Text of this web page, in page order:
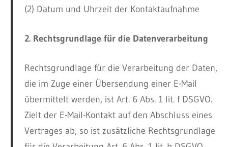
(2) Datum und Uhrzeit der Kontaktaufnahme
2. Rechtsgrundlage für die Datenverarbeitung
Rechtsgrundlage für die Verarbeitung der Daten,
die im Zuge einer Übersendung einer E-Mail
übermittelt werden, ist Art. 6 Abs. 1 lit. f DSGVO.
Zielt der E-Mail-Kontakt auf den Abschluss eines
Vertrages ab, so ist zusätzliche Rechtsgrundlage